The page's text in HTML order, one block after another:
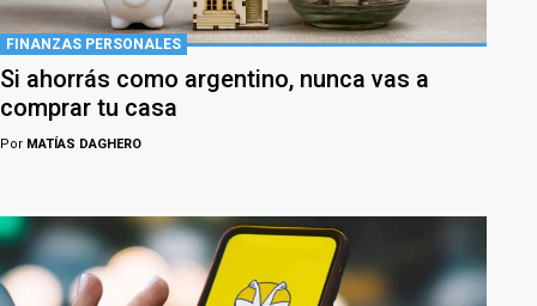
FINANZAS PERSONALES
Si ahorrás como argentino, nunca vas a
comprar tu casa
Por MATÍAS DAGHERO